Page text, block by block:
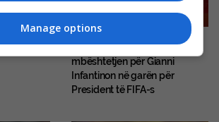
për Raul
FSHF tërheq zyrtarisht
mbështetjen për Gianni
Infantinon në garën për
President të FIFA-s
Manage options